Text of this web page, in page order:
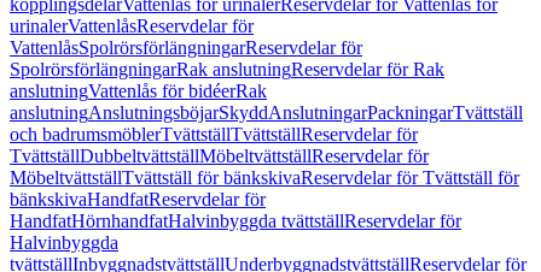
kopplingsdelarVattenlås för urinalerReservdelar för Vattenlås för
urinalerVattenlåsReservdelar för
VattenlåsSpolrörsförlängningarReservdelar för
SpolrörsförlängningarRak anslutningReservdelar för Rak
anslutningVattenlås för bidéerRak
anslutningAnslutningsböjarSkyddAnslutningarPackningarTvättställ
och badrumsmöblerTvättställTvättställReservdelar för
TvättställDubbeltvättställMöbeltvättställReservdelar för
MöbeltvättställTvättställ för bänkskivaReservdelar för Tvättställ för
bänkskivaHandfatReservdelar för
HandfatHörnhandfatHalvinbyggda tvättställReservdelar för
Halvinbyggda
tvättställInbyggnadstvättställUnderbyggnadstvättställReservdelar för